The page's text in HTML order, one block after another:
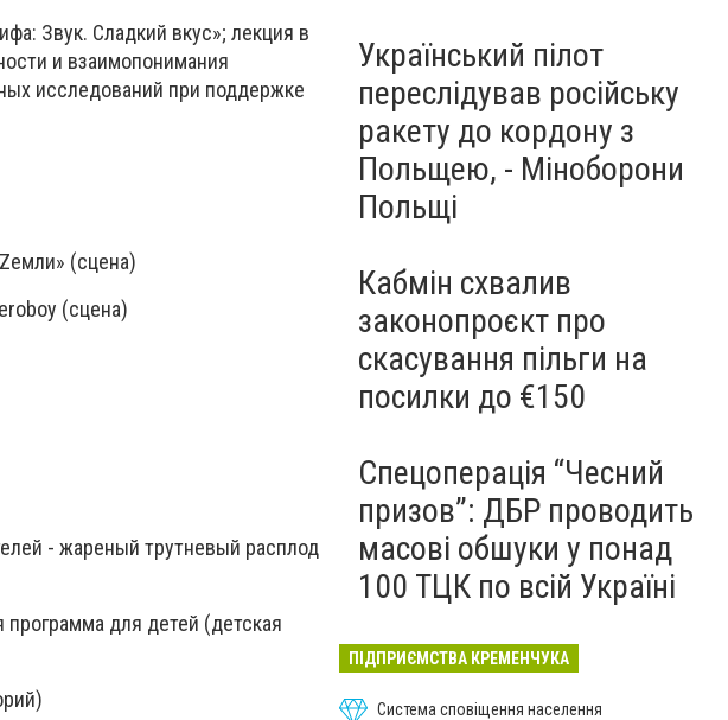
Звук. Сладкий вкус»; лекция в
и взаимопонимания
исследований при поддержке
(сцена)
(сцена)
- жареный трутневый расплод
программа для детей (детская
Український пілот
переслідував російську
ракету до кордону з
Польщею, - Міноборони
Польщі
Кабмін схвалив
законопроєкт про
скасування пільги на
посилки до €150
Спецоперація “Чесний
призов”: ДБР проводить
масові обшуки у понад
100 ТЦК по всій Україні
ПІДПРИЄМСТВА КРЕМЕНЧУКА
Система сповіщення населення